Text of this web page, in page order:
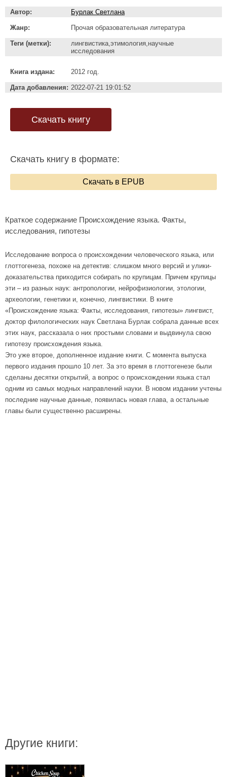
Автор: Бурлак Светлана
Жанр: Прочая образовательная литература
Теги (метки):
лингвистика,этимология,научные
исследования
Книга издана: 2012 год.
Дата добавления: 2022-07-21 19:01:52
Скачать книгу
Скачать книгу в формате:
Скачать в EPUB
Краткое содержание Происхождение языка. Факты,
исследования, гипотезы
Исследование вопроса о происхождении человеческого языка, или
глоттогенеза, похоже на детектив: слишком много версий и улики-
доказательства приходится собирать по крупицам. Причем крупицы
эти – из разных наук: антропологии, нейрофизиологии, этологии,
археологии, генетики и, конечно, лингвистики. В книге
«Происхождение языка: Факты, исследования, гипотезы» лингвист,
доктор филологических наук Светлана Бурлак собрала данные всех
этих наук, рассказала о них простыми словами и выдвинула свою
гипотезу происхождения языка.
Это уже второе, дополненное издание книги. С момента выпуска
первого издания прошло 10 лет. За это время в глоттогенезе были
сделаны десятки открытий, а вопрос о происхождении языка стал
одним из самых модных направлений науки. В новом издании учтены
последние научные данные, появилась новая глава, а остальные
главы были существенно расширены.
Другие книги: